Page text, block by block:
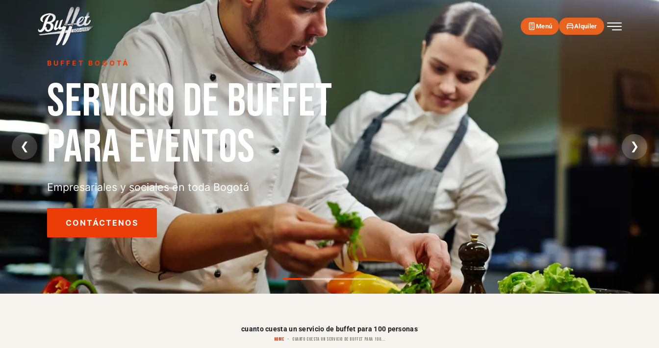
Menú Alquiler
BUFFET BOGOTÁ
SERVICIO DE BUFFET
PARA EVENTOS
Empresariales y sociales en toda Bogotá
CONTÁCTENOS
❮ ❯
cuanto cuesta un servicio de buffet para 100 personas
HOME CUANTO CUESTA UN SERVICIO DE BUFFET PARA 100...